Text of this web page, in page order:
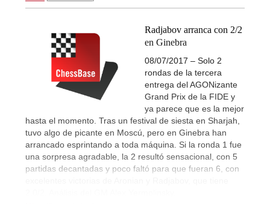
Radjabov arranca con 2/2
en Ginebra
08/07/2017 – Solo 2
rondas de la tercera
entrega del AGONizante
Grand Prix de la FIDE y
ya parece que es la mejor
hasta el momento. Tras un festival de siesta en Sharjah,
tuvo algo de picante en Moscú, pero en Ginebra han
arrancado esprintando a toda máquina. Si la ronda 1 fue
una sorpresa agradable, la 2 resultó sensacional, con 5
partidas decantadas y poco faltó para que fueran 6, con